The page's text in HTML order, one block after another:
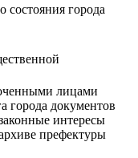
состояния города
лицами
города документов
интересы
префектуры